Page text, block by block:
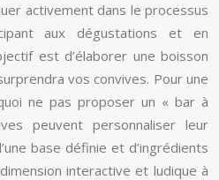
activement dans le processus
aux dégustations et en
est d’élaborer une boisson
vos convives. Pour une
ne pas proposer un « bar à
peuvent personnaliser leur
base définie et d’ingrédients
interactive et ludique à